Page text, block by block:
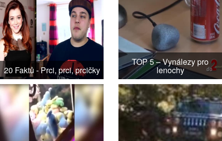
20 Faktů - Prci, prci, prcičky
TOP 5 – Vynálezy pro
lenochy